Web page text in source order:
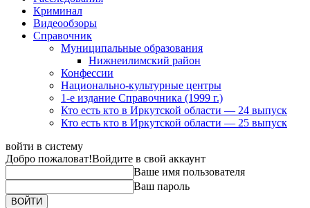
Криминал
Видеообзоры
Справочник
Муниципальные образования
Нижнеилимский район
Конфессии
Национально-культурные центры
1-е издание Справочника (1999 г.)
Кто есть кто в Иркутской области — 24 выпуск
Кто есть кто в Иркутской области — 25 выпуск
войти в систему
Добро пожаловат!Войдите в свой аккаунт
Ваше имя пользователя
Ваш пароль